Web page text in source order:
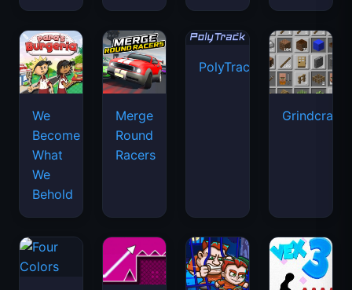
We
Become
What
We
Behold
Merge
Round
Racers
PolyTrack
Grindcraft